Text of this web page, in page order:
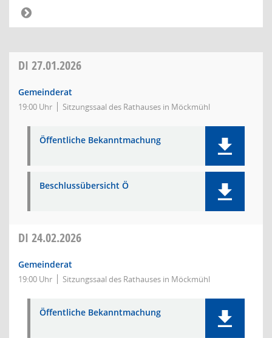
DI 27.01.2026
Gemeinderat
19:00 Uhr Sitzungssaal des Rathauses in Möckmühl
Öffentliche Bekanntmachung
Beschlussübersicht Ö
DI 24.02.2026
Gemeinderat
19:00 Uhr Sitzungssaal des Rathauses in Möckmühl
Öffentliche Bekanntmachung